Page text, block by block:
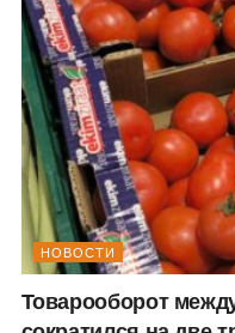
НОВОСТИ
Товарооборот